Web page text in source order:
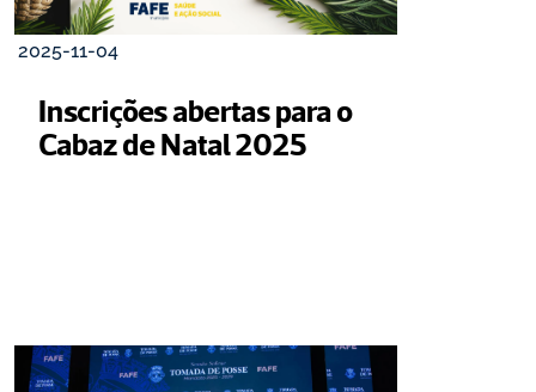
2025-11-04
Inscrições abertas para o
Cabaz de Natal 2025